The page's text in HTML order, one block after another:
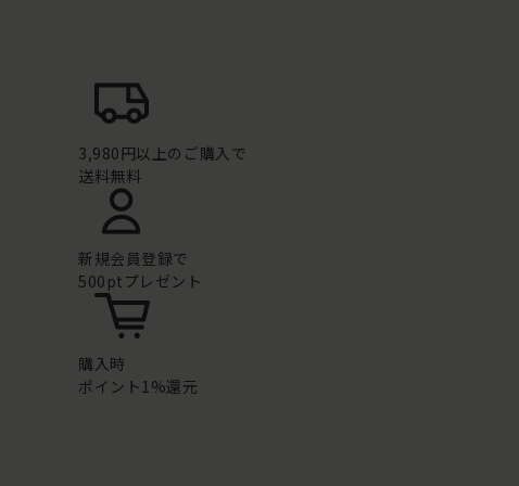
3,980円以上のご購入で
送料無料
新規会員登録で
500ptプレゼント
購入時
ポイント1%還元